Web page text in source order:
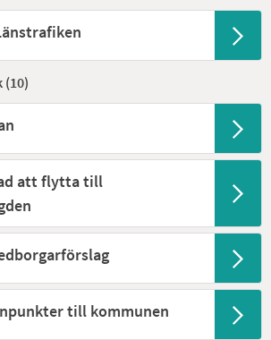
(10)
att flytta till
till kommunen